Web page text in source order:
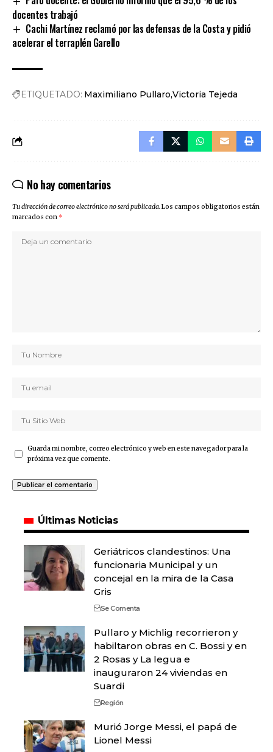
docentes trabajó
Cachi Martínez reclamó por las defensas de la Costa y pidió
acelerar el terraplén Garello
ETIQUETADO: Maximiliano Pullaro Victoria Tejeda
No hay comentarios
Tu dirección de correo electrónico no será publicada.Los campos obligatorios están
marcados con *
Guarda mi nombre, correo electrónico y web en este navegador para la
próxima vez que comente.
Últimas Noticias
Geriátricos clandestinos: Una
funcionaria Municipal y un
concejal en la mira de la Casa
Gris
Se Comenta
Pullaro y Michlig recorrieron y
habiltaron obras en C. Bossi y en
2 Rosas y La legua e
inauguraron 24 viviendas en
Suardi
Región
Murió Jorge Messi, el papá de
Lionel Messi